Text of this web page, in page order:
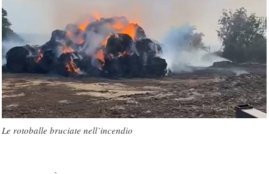
Le rotoballe bruciate nell’incendio